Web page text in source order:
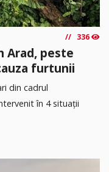
336
Arad, peste
furtunii
din cadrul
în 4 situații